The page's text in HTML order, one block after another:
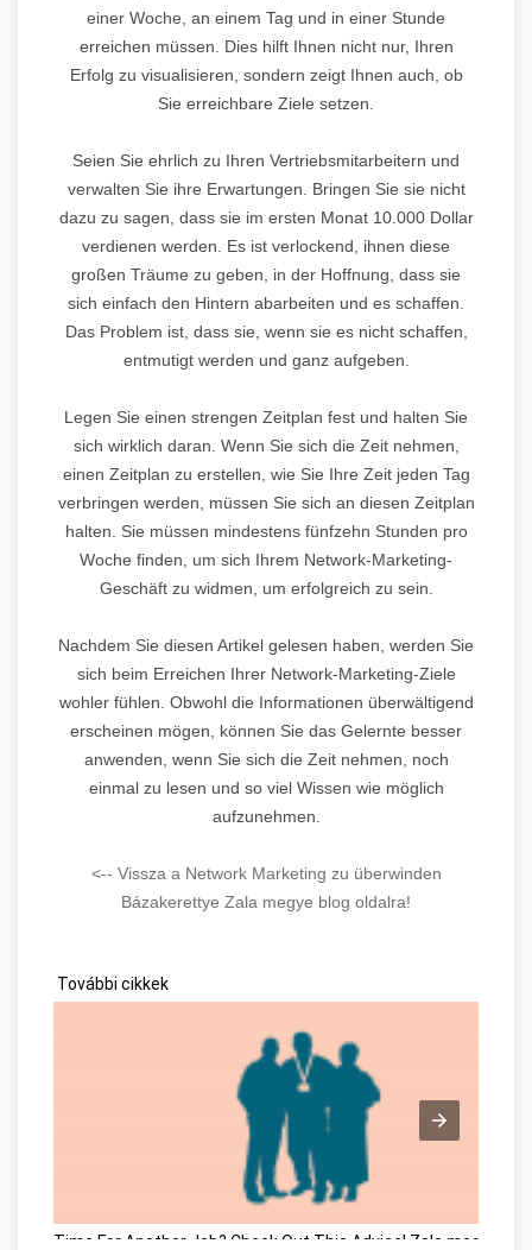
einer Woche, an einem Tag und in einer Stunde
erreichen müssen. Dies hilft Ihnen nicht nur, Ihren
Erfolg zu visualisieren, sondern zeigt Ihnen auch, ob
Sie erreichbare Ziele setzen.
Seien Sie ehrlich zu Ihren Vertriebsmitarbeitern und
verwalten Sie ihre Erwartungen. Bringen Sie sie nicht
dazu zu sagen, dass sie im ersten Monat 10.000 Dollar
verdienen werden. Es ist verlockend, ihnen diese
großen Träume zu geben, in der Hoffnung, dass sie
sich einfach den Hintern abarbeiten und es schaffen.
Das Problem ist, dass sie, wenn sie es nicht schaffen,
entmutigt werden und ganz aufgeben.
Legen Sie einen strengen Zeitplan fest und halten Sie
sich wirklich daran. Wenn Sie sich die Zeit nehmen,
einen Zeitplan zu erstellen, wie Sie Ihre Zeit jeden Tag
verbringen werden, müssen Sie sich an diesen Zeitplan
halten. Sie müssen mindestens fünfzehn Stunden pro
Woche finden, um sich Ihrem Network-Marketing-
Geschäft zu widmen, um erfolgreich zu sein.
Nachdem Sie diesen Artikel gelesen haben, werden Sie
sich beim Erreichen Ihrer Network-Marketing-Ziele
wohler fühlen. Obwohl die Informationen überwältigend
erscheinen mögen, können Sie das Gelernte besser
anwenden, wenn Sie sich die Zeit nehmen, noch
einmal zu lesen und so viel Wissen wie möglich
aufzunehmen.
<-- Vissza a Network Marketing zu überwinden
Bázakerettye Zala megye blog oldalra!
További cikkek
Time For Another Job? Check Out This Advice! Zala megye